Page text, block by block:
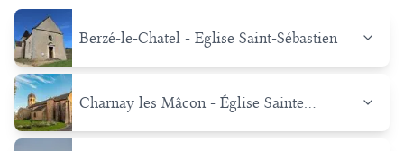
Berzé-le-Chatel - Eglise Saint-Sébastien
Charnay les Mâcon - Église Sainte
Madeleine